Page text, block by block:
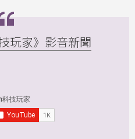
玩家》影音新聞